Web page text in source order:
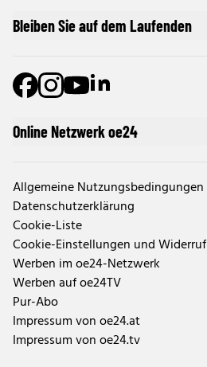
Online Netzwerk oe24
Allgemeine Nutzungsbedingungen
Datenschutzerklärung
Cookie-Liste
Cookie-Einstellungen und Widerruf
Werben im oe24-Netzwerk
Werben auf oe24TV
Pur-Abo
Impressum von oe24.at
Impressum von oe24.tv
Bleiben Sie auf dem Laufenden